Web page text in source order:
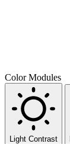
Color Modules
Light Contrast